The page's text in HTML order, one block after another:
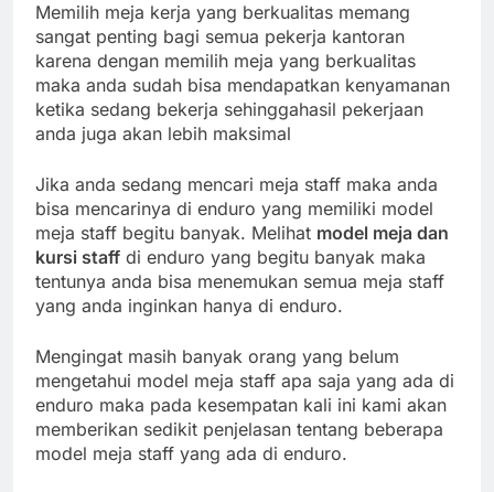
Memilih meja kerja yang berkualitas memang
sangat penting bagi semua pekerja kantoran
karena dengan memilih meja yang berkualitas
maka anda sudah bisa mendapatkan kenyamanan
ketika sedang bekerja sehinggahasil pekerjaan
anda juga akan lebih maksimal
Jika anda sedang mencari meja staff maka anda
bisa mencarinya di enduro yang memiliki model
meja staff begitu banyak. Melihat model meja dan
kursi staff di enduro yang begitu banyak maka
tentunya anda bisa menemukan semua meja staff
yang anda inginkan hanya di enduro.
Mengingat masih banyak orang yang belum
mengetahui model meja staff apa saja yang ada di
enduro maka pada kesempatan kali ini kami akan
memberikan sedikit penjelasan tentang beberapa
model meja staff yang ada di enduro.